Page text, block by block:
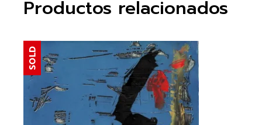
Productos relacionados
SOLD